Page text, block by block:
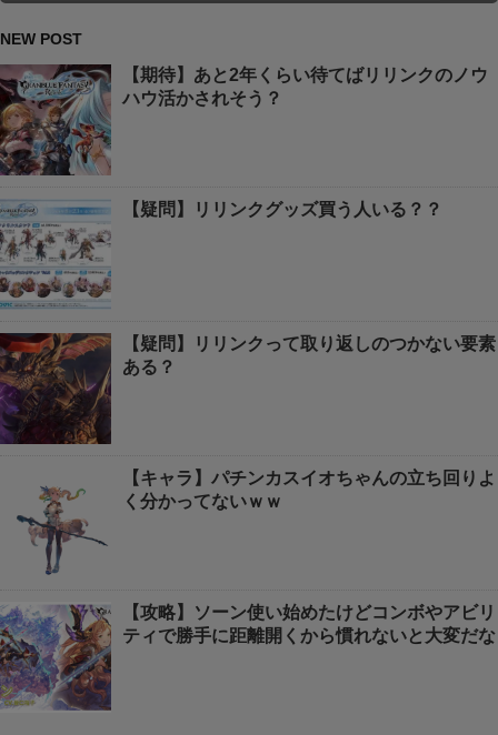
NEW POST
【期待】あと2年くらい待てばリリンクのノウ
ハウ活かされそう？
【疑問】リリンクグッズ買う人いる？？
【疑問】リリンクって取り返しのつかない要素
ある？
【キャラ】パチンカスイオちゃんの立ち回りよ
く分かってないｗｗ
【攻略】ソーン使い始めたけどコンボやアビリ
ティで勝手に距離開くから慣れないと大変だな